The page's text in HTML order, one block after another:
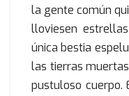
la gente común
lloviesen
única bestia
las tierras
pustuloso cuerpo.